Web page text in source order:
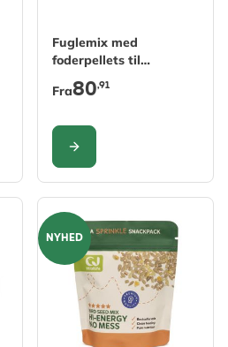
Fuglemix med
foderpellets til
frøautomater
Fra80,91
KONFIGURER
NYHED